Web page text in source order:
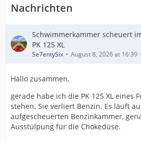
Nachrichten
Schwimmerkammer scheuert
PK 125 XL
Se7entySix August 8, 2026 at 16:39
Hallo zusammen,
gerade habe ich die PK 125 XL eines
stehen. Sie verliert Benzin. Es läuft
aufgescheuerten Benzinkammer,
Ausstülpung für die Chokedüse.